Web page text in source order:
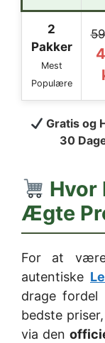
2
Pakker
Mest
Populære
Gratis og
30
Hvor
Ægte
For at
autentiske
drage
bedste
via den